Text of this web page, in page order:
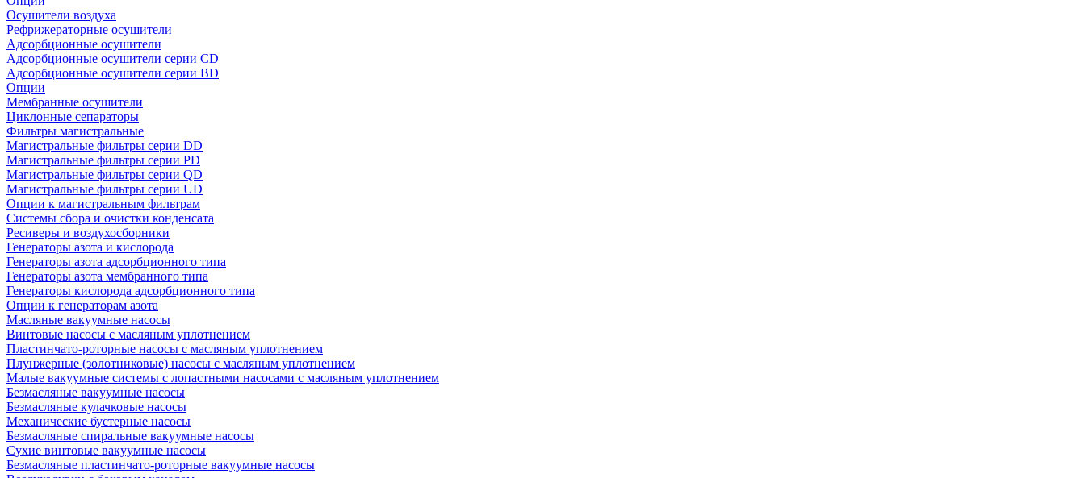
Осушители воздуха
Рефрижераторные осушители
Адсорбционные осушители
Адсорбционные осушители серии CD
Адсорбционные осушители серии BD
Опции
Мембранные осушители
Циклонные сепараторы
Фильтры магистральные
Магистральные фильтры серии DD
Магистральные фильтры серии PD
Магистральные фильтры серии QD
Магистральные фильтры серии UD
Опции к магистральным фильтрам
Системы сбора и очистки конденсата
Ресиверы и воздухосборники
Генераторы азота и кислорода
Генераторы азота адсорбционного типа
Генераторы азота мембранного типа
Генераторы кислорода адсорбционного типа
Опции к генераторам азота
Масляные вакуумные насосы
Винтовые насосы с масляным уплотнением
Пластинчато-роторные насосы с масляным уплотнением
Плунжерные (золотниковые) насосы с масляным уплотнением
Малые вакуумные системы с лопастными насосами с масляным уплотнением
Безмасляные вакуумные насосы
Безмасляные кулачковые насосы
Механические бустерные насосы
Безмасляные спиральные вакуумные насосы
Сухие винтовые вакуумные насосы
Безмасляные пластинчато-роторные вакуумные насосы